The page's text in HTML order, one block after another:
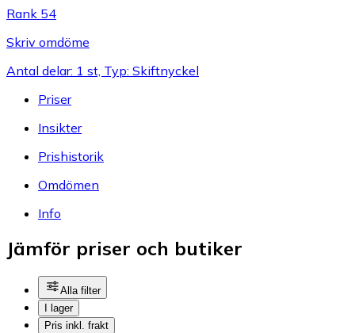
Rank 54
Skriv omdöme
Antal delar: 1 st, Typ: Skiftnyckel
Priser
Insikter
Prishistorik
Omdömen
Info
Jämför priser och butiker
Alla filter
I lager
Pris inkl. frakt